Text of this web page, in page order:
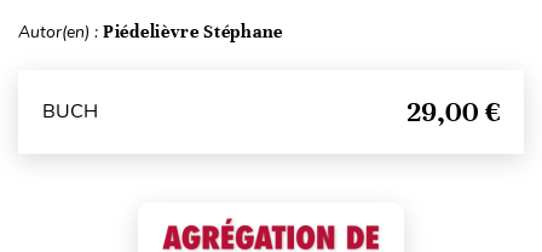
Autor(en) : Piédelièvre Stéphane
BUCH 29,00 €